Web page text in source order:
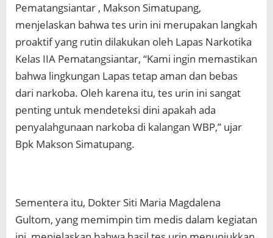
Pematangsiantar , Makson Simatupang,
menjelaskan bahwa tes urin ini merupakan langkah
proaktif yang rutin dilakukan oleh Lapas Narkotika
Kelas IIA Pematangsiantar, “Kami ingin memastikan
bahwa lingkungan Lapas tetap aman dan bebas
dari narkoba. Oleh karena itu, tes urin ini sangat
penting untuk mendeteksi dini apakah ada
penyalahgunaan narkoba di kalangan WBP,” ujar
Bpk Makson Simatupang.
Sementera itu, Dokter Siti Maria Magdalena
Gultom, yang memimpin tim medis dalam kegiatan